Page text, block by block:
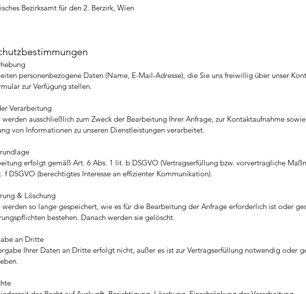
Bezirksamt für den 2. Berzirk, Wien
personenbezogene Daten (Name, E-Mail-Adresse), die Sie uns freiwillig über unser
zur Verfügung stellen.
Verarbeitung
werden ausschließlich zum Zweck der Bearbeitung Ihrer Anfrage, zur Kontaktaufnahme
von Informationen zu unseren Dienstleistungen verarbeitet.
erfolgt gemäß Art. 6 Abs. 1 lit. b DSGVO (Vertragserfüllung bzw. vorvertragliche
f DSGVO (berechtigtes Interesse an effizienter Kommunikation).
& Löschung
werden so lange gespeichert, wie es für die Bearbeitung der Anfrage erforderlich ist oder
bestehen. Danach werden sie gelöscht.
an Dritte
Ihrer Daten an Dritte erfolgt nicht, außer es ist zur Vertragserfüllung notwendig oder